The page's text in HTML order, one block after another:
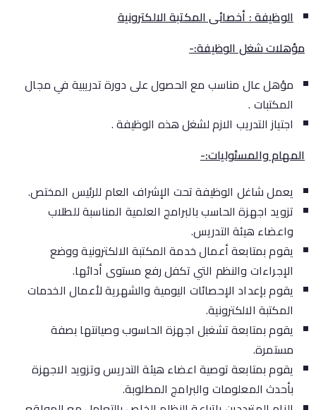
الوظيفة : أخصائى المكتبة الالكترونية
مؤهلات شغل الوظيفة:-
مؤهل عال مناسب مع الحصول على دورة تدريبية في مجال
المكتبات .
اجتياز التدريب الازم لشغل هذه الوظيفة .
المهام والمسئوليات:-
يعمل شاغل الوظيفة تحت الإشراف العام للرئيس المختص.
تزويد اجهزة الحاسب بالبرامج العلمية المناسبة للطلاب
واعضاء هيئة التدريس.
يقوم بمتابعة أعمال خدمة المكتبة الالكترونية ووضع
الإجراءات والنظم التي تكفل رفع مستوى أدائها.
يقوم بإعداد الإحصائات اليومية والشهرية لأعمال الخدمات
المكتبة الالكترونية.
يقوم بمتابعة تشغبل اجهزة الحاسوب وصيانتها بصفة
مستمرة.
يقوم بمتابعة توصية اعضاء هيئة التدريس وتزويد الاجهزة
بأحدث المعلومات والبرامج المطلوبة.